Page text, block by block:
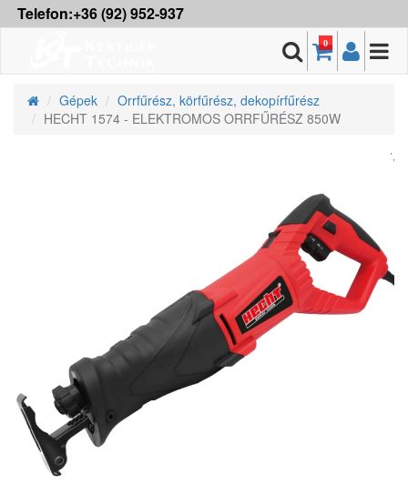
Telefon:+36 (92) 952-937
0
Gépek
Orrfűrész, körfűrész, dekopírfűrész
HECHT 1574 - ELEKTROMOS ORRFŰRÉSZ 850W